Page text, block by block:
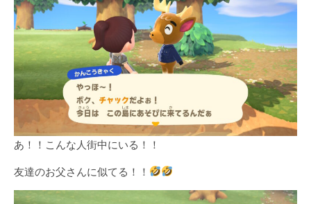
あ！！こんな人街中にいる！！
友達のお父さんに似てる！！